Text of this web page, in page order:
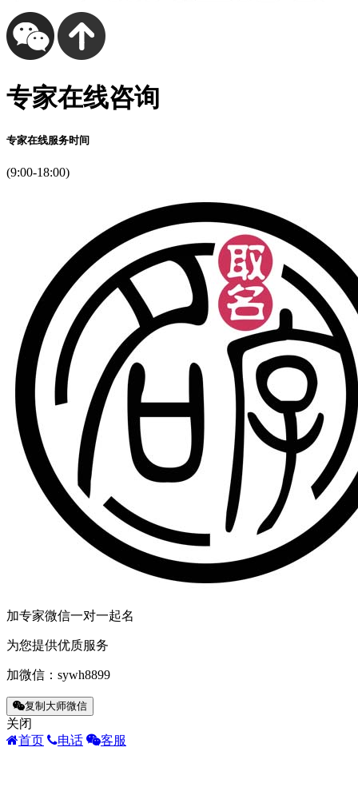
专家在线咨询
专家在线服务时间
(9:00-18:00)
加专家微信一对一起名
为您提供优质服务
加微信： sywh8899
复制大师微信
关闭
首页
电话 客服